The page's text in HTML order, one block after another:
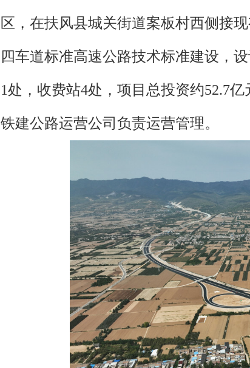
区，在扶风县城关街道案板村西侧接
四车道标准高速公路技术标准建设，
1处，收费站4处，项目总投资约52.7
铁建公路运营公司负责运营管理。